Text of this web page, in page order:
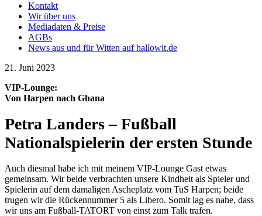
Kontakt
Wir über uns
Mediadaten & Preise
AGBs
News aus und für Witten auf hallowit.de
21. Juni 2023
VIP-Lounge:
Von Harpen nach Ghana
Petra Landers – Fußball
Nationalspielerin der ersten Stunde
Auch diesmal habe ich mit meinem VIP-Lounge Gast etwas
gemeinsam. Wir beide verbrachten unsere Kindheit als Spieler und
Spielerin auf dem damaligen Ascheplatz vom TuS Harpen; beide
trugen wir die Rückennummer 5 als Libero. Somit lag es nahe, dass
wir uns am Fußball-TATORT von einst zum Talk trafen.